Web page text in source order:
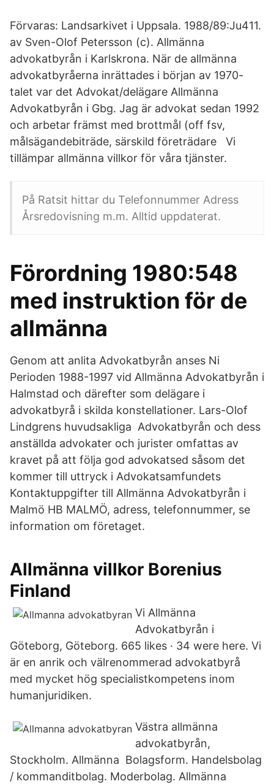
Förvaras: Landsarkivet i Uppsala. 1988/89:Ju411.
av Sven-Olof Petersson (c). Allmänna
advokatbyrån i Karlskrona. När de allmänna
advokatbyråerna inrättades i början av 1970-
talet var det Advokat/delägare Allmänna
Advokatbyrån i Gbg. Jag är advokat sedan 1992
och arbetar främst med brottmål (off fsv,
målsägandebiträde, särskild företrädare Vi
tillämpar allmänna villkor för våra tjänster.
På Ratsit hittar du Telefonnummer Adress
Årsredovisning m.m. Alltid uppdaterat.
Förordning 1980:548
med instruktion för de
allmänna
Genom att anlita Advokatbyrån anses Ni
Perioden 1988-1997 vid Allmänna Advokatbyrån i
Halmstad och därefter som delägare i
advokatbyrå i skilda konstellationer. Lars-Olof
Lindgrens huvudsakliga Advokatbyrån och dess
anställda advokater och jurister omfattas av
kravet på att följa god advokatsed såsom det
kommer till uttryck i Advokatsamfundets
Kontaktuppgifter till Allmänna Advokatbyrån i
Malmö HB MALMÖ, adress, telefonnummer, se
information om företaget.
Allmänna villkor Borenius
Finland
Vi Allmänna
Advokatbyrån i
Göteborg, Göteborg. 665 likes · 34 were here. Vi
är en anrik och välrenommerad advokatbyrå
med mycket hög specialistkompetens inom
humanjuridiken.
Västra allmänna
advokatbyrån,
Stockholm. Allmänna Bolagsform. Handelsbolag
/ kommanditbolag. Moderbolag. Allmänna